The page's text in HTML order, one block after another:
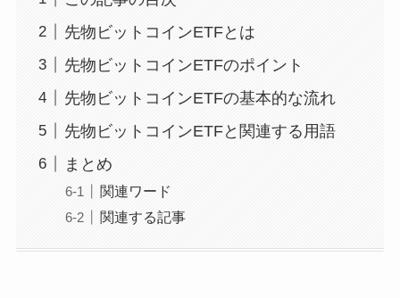
先物ビットコインETFとは
先物ビットコインETFのポイント
先物ビットコインETFの基本的な流れ
先物ビットコインETFと関連する用語
まとめ
関連ワード
関連する記事